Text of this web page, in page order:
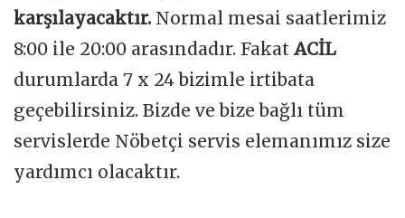
karşılayacaktır. Normal mesai saatlerimiz
8:00 ile 20:00 arasındadır. Fakat ACİL
durumlarda 7 x 24 bizimle irtibata
geçebilirsiniz. Bizde ve bize bağlı tüm
servislerde Nöbetçi servis elemanımız size
yardımcı olacaktır.